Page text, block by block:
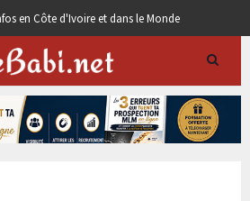
en Côte d'Ivoire et dans le Monde